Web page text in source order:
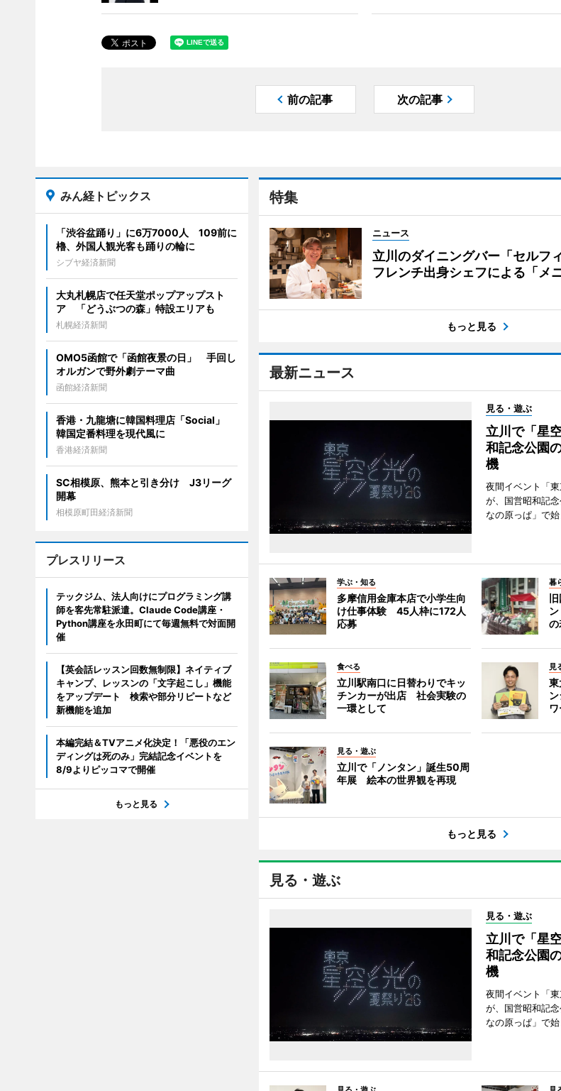
前の記事 次の記事
特集
ニュース
立川のダイニングバー「セルフ
フレンチ出身シェフによる「メ
もっと見る
最新ニュース
見る・遊ぶ
立川で「星
和記念公園
機
夜間イベント「
が、国営昭和記
なの原っぱ」で始
学ぶ・知る
多摩信用金庫本店で小学生向
け仕事体験 45人枠に172人
応募
暮
食べる
立川駅南口に日替わりでキッ
チンカーが出店 社会実験の
一環として
見
見る・遊ぶ
立川で「ノンタン」誕生50周
年展 絵本の世界観を再現
もっと見る
見る・遊ぶ
見る・遊ぶ
立川で「星
和記念公園
機
夜間イベント「
が、国営昭和記
なの原っぱ」で始
みん経トピックス
「渋谷盆踊り」に6万7000人 109前に
櫓、外国人観光客も踊りの輪に
シブヤ経済新聞
大丸札幌店で任天堂ポップアップスト
ア 「どうぶつの森」特設エリアも
札幌経済新聞
OMO5函館で「函館夜景の日」 手回し
オルガンで野外劇テーマ曲
函館経済新聞
香港・九龍塘に韓国料理店「Social」
韓国定番料理を現代風に
香港経済新聞
SC相模原、熊本と引き分け J3リーグ
開幕
相模原町田経済新聞
プレスリリース
テックジム、法人向けにプログラミング講
師を客先常駐派遣。Claude Code講座・
Python講座を永田町にて毎週無料で対面開
催
【英会話レッスン回数無制限】ネイティブ
キャンプ、レッスンの「文字起こし」機能
をアップデート 検索や部分リピートなど
新機能を追加
本編完結＆TVアニメ化決定！「悪役のエン
ディングは死のみ」完結記念イベントを
8/9よりピッコマで開催
もっと見る